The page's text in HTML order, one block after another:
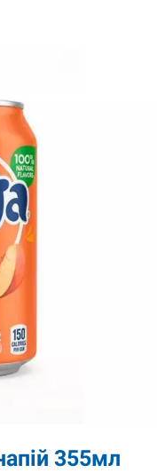
355мл